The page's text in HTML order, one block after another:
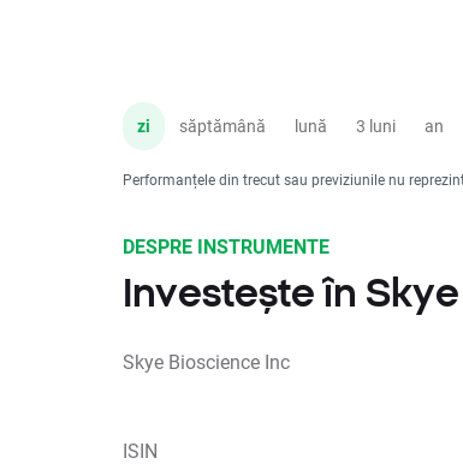
zi săptămână lună 3 luni an
Performanțele din trecut sau previziunile nu
DESPRE INSTRUMENTE
Investește în
Skye Bioscience Inc
ISIN